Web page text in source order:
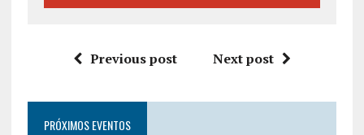
Previous post Next post
PRÓXIMOS EVENTOS